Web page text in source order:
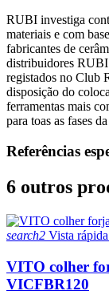
RUBI investiga
materiais e com
fabricantes de
distribuidores
registados no Club
disposição do
ferramentas mais
para toas as fases
Referências
6 outros
search2 Vista rápida
VITO colher
VICFBR120